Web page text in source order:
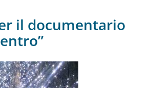
il documentario